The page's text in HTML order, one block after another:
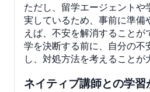
ただし、留学エージェントや
実しているため、事前に準備
えば、不安を解消することが
学を決断する前に、自分の不
し、対処方法を考えることが
ネイティブ講師との学習